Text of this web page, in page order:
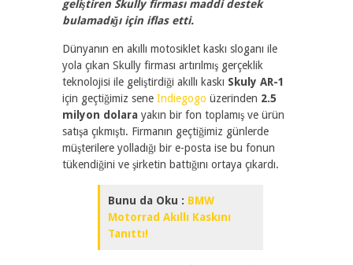
geliştiren Skully firması maddi destek
bulamadığı için iflas etti.
Dünyanın en akıllı motosiklet kaskı sloganı ile
yola çıkan Skully firması artırılmış gerçeklik
teknolojisi ile geliştirdiği akıllı kaskı Skuly AR-1
için geçtiğimiz sene Indiegogo üzerinden 2.5
milyon dolara yakın bir fon toplamış ve ürün
satışa çıkmıştı. Firmanın geçtiğimiz günlerde
müşterilere yolladığı bir e-posta ise bu fonun
tükendiğini ve şirketin battığını ortaya çıkardı.
Bunu da Oku : BMW
Motorrad Akıllı Kaskını
Tanıttı!